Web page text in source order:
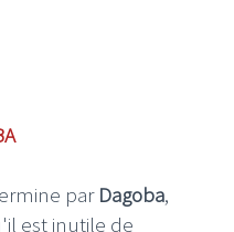
par Dagoba,
est inutile de